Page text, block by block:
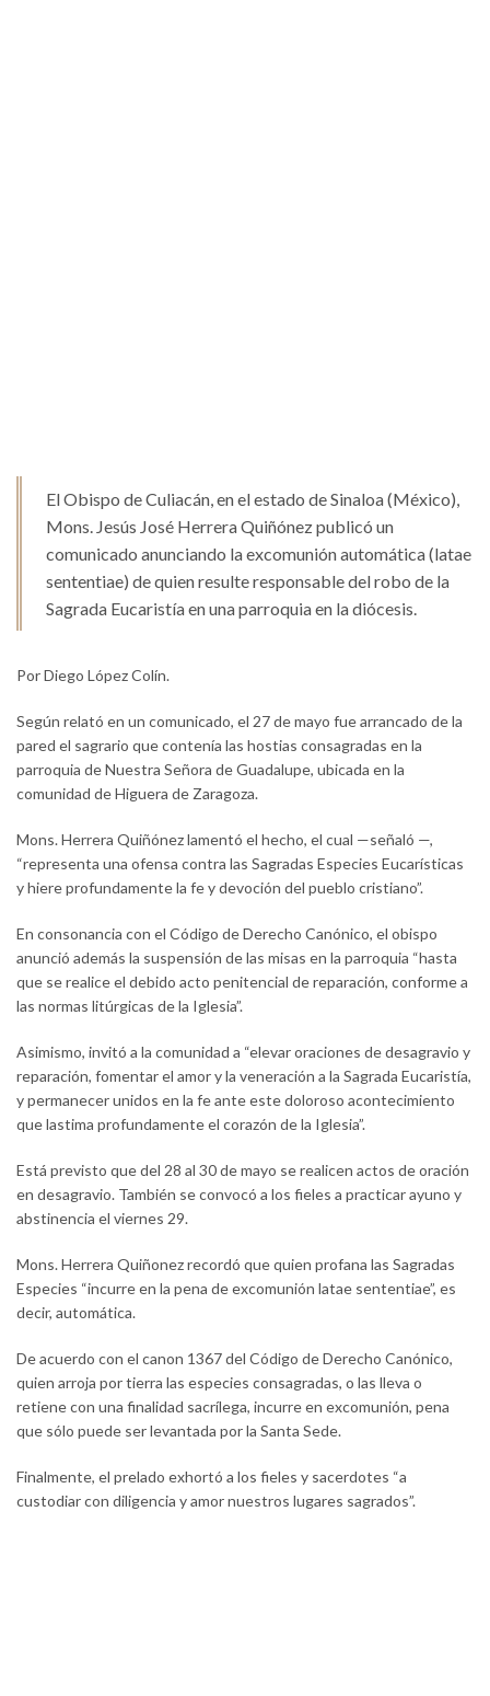
El Obispo de Culiacán, en el estado de Sinaloa (México),
Mons. Jesús José Herrera Quiñónez publicó un
comunicado anunciando la excomunión automática (latae
sententiae) de quien resulte responsable del robo de la
Sagrada Eucaristía en una parroquia en la diócesis.
Por Diego López Colín.
Según relató en un comunicado, el 27 de mayo fue arrancado de la
pared el sagrario que contenía las hostias consagradas en la
parroquia de Nuestra Señora de Guadalupe, ubicada en la
comunidad de Higuera de Zaragoza.
Mons. Herrera Quiñónez lamentó el hecho, el cual —señaló —,
“representa una ofensa contra las Sagradas Especies Eucarísticas
y hiere profundamente la fe y devoción del pueblo cristiano”.
En consonancia con el Código de Derecho Canónico, el obispo
anunció además la suspensión de las misas en la parroquia “hasta
que se realice el debido acto penitencial de reparación, conforme a
las normas litúrgicas de la Iglesia”.
Asimismo, invitó a la comunidad a “elevar oraciones de desagravio y
reparación, fomentar el amor y la veneración a la Sagrada Eucaristía,
y permanecer unidos en la fe ante este doloroso acontecimiento
que lastima profundamente el corazón de la Iglesia”.
Está previsto que del 28 al 30 de mayo se realicen actos de oración
en desagravio. También se convocó a los fieles a practicar ayuno y
abstinencia el viernes 29.
Mons. Herrera Quiñonez recordó que quien profana las Sagradas
Especies “incurre en la pena de excomunión latae sententiae”, es
decir, automática.
De acuerdo con el canon 1367 del Código de Derecho Canónico,
quien arroja por tierra las especies consagradas, o las lleva o
retiene con una finalidad sacrílega, incurre en excomunión, pena
que sólo puede ser levantada por la Santa Sede.
Finalmente, el prelado exhortó a los fieles y sacerdotes “a
custodiar con diligencia y amor nuestros lugares sagrados”.